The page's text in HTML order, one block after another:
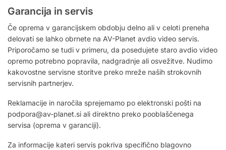
Garancija in servis
Če oprema v garancijskem obdobju delno ali v celoti preneha
delovati se lahko obrnete na AV-Planet avdio video servis.
Priporočamo se tudi v primeru, da posedujete staro avdio video
opremo potrebno popravila, nadgradnje ali osvežitve. Nudimo
kakovostne servisne storitve preko mreže naših strokovnih
servisnih partnerjev.
Reklamacije in naročila sprejemamo po elektronski pošti na
podpora@av-planet.si ali direktno preko pooblaščenega
servisa (oprema v garanciji).
Za informacije kateri servis pokriva specifično blagovno